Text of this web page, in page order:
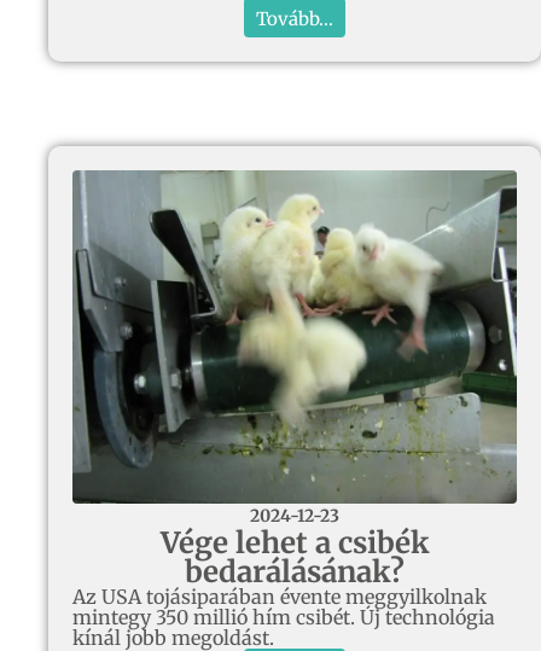
Tovább...
2024-12-23
Vége lehet a csibék
bedarálásának?
Az USA tojásiparában évente meggyilkolnak
mintegy 350 millió hím csibét. Új technológia
kínál jobb megoldást.